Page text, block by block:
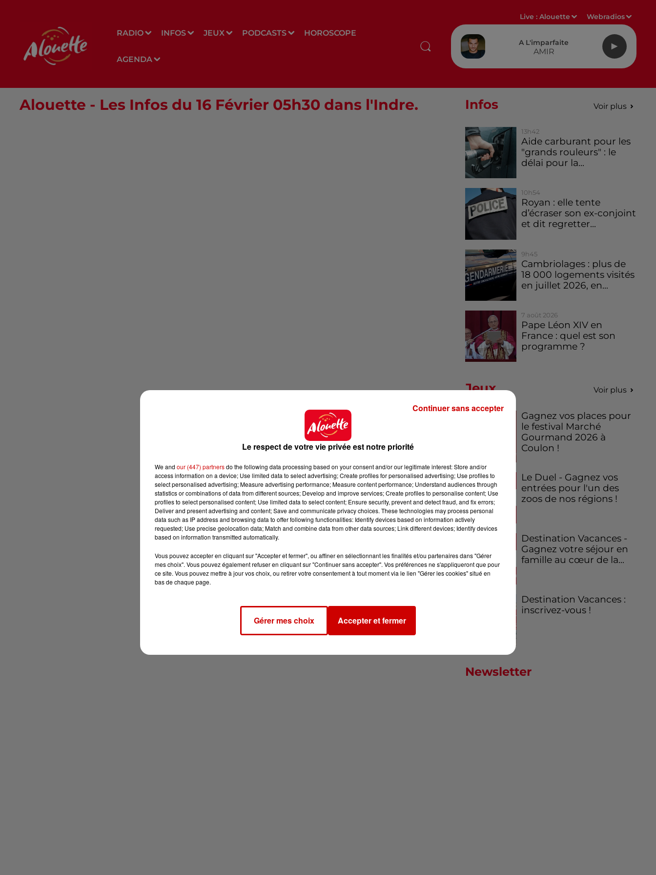
RADIO INFOS JEUX PODCASTS HOROSCOPE
AGENDA
Live :Alouette Webradios
A L'imparfaite
AMIR
Alouette - Les Infos du 16 Février 05h30 dans l'Indre. Infos Voir plus
13h42
Aide carburant pour les
"grands rouleurs" : le
délai pour la...
10h54
Royan : elle tente
d’écraser son ex-conjoint
et dit regretter...
9h45
Cambriolages : plus de
18 000 logements visités
en juillet 2026, en...
7 août 2026
Pape Léon XIV en
France : quel est son
programme ?
Jeux Voir plus
Gagnez vos places pour
le festival Marché
Gourmand 2026 à
Coulon !
Le Duel - Gagnez vos
entrées pour l'un des
zoos de nos régions !
Destination Vacances -
Gagnez votre séjour en
famille au cœur de la...
Destination Vacances :
inscrivez-vous !
Newsletter
Le respect de votre vie privée est notre priorité
We and our (447) partnersdo the following data processing based on your consent and/or our legitimate interest: Store and/or
access information on a device; Use limited data to select advertising; Create profiles for personalised advertising; Use profiles to
select personalised advertising; Measure advertising performance; Measure content performance; Understand audiences through
statistics or combinations of data from different sources; Develop and improve services; Create profiles to personalise content; Use
profiles to select personalised content; Use limited data to select content; Ensure security, prevent and detect fraud, and fix errors;
Deliver and present advertising and content; Save and communicate privacy choices. These technologies may process personal
data such as IP address and browsing data to offer following functionalities: Identify devices based on information actively
requested; Use precise geolocation data; Match and combine data from other data sources; Link different devices; Identify devices
based on information transmitted automatically.
Vous pouvez accepter en cliquant sur "Accepter et fermer", ou affiner en sélectionnant les finalités et/ou partenaires dans "Gérer
mes choix". Vous pouvez également refuser en cliquant sur "Continuer sans accepter". Vos préférences ne s'appliqueront que pour
ce site. Vous pouvez mettre à jour vos choix, ou retirer votre consentement à tout moment via le lien "Gérer les cookies" situé en
bas de chaque page.
Gérer mes choix Accepter et fermer
Continuer sans accepter